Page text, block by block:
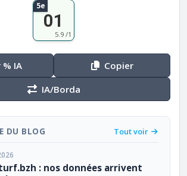
5e
01
5.9 /1
% IA
Copier
IA/Borda
DU BLOG Tout voir
: nos données arrivent